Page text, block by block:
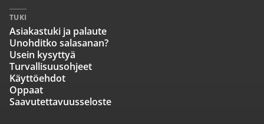
TUKI
Asiakastuki ja palaute
Unohditko salasanan?
Usein kysyttyä
Turvallisuusohjeet
Käyttöehdot
Oppaat
Saavutettavuusseloste